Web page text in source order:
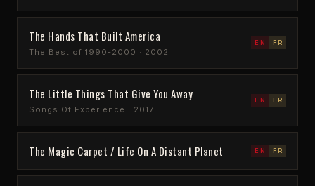
The Hands That Built America
The Best of 1990-2000 · 2002
EN FR
The Little Things That Give You Away
Songs Of Experience · 2017
EN FR
The Magic Carpet / Life On A Distant Planet EN FR